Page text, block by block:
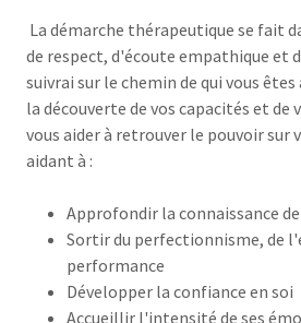
La démarche thérapeutique se fait
de respect, d'écoute empathique et
suivrai sur le chemin de qui vous
la découverte de vos capacités et de
vous aider à retrouver le pouvoir sur
aidant à :
Approfondir la connaissance
Sortir du perfectionnisme, de
performance
Développer la confiance en soi
Accueillir l'intensité de ses